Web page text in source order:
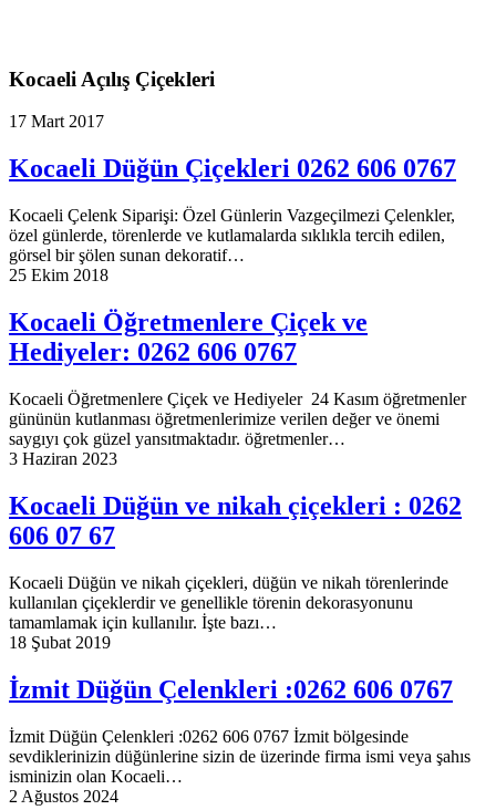
Kocaeli Açılış Çiçekleri
17 Mart 2017
Kocaeli Düğün Çiçekleri 0262 606 0767
Kocaeli Çelenk Siparişi: Özel Günlerin Vazgeçilmezi Çelenkler,
özel günlerde, törenlerde ve kutlamalarda sıklıkla tercih edilen,
görsel bir şölen sunan dekoratif…
25 Ekim 2018
Kocaeli Öğretmenlere Çiçek ve
Hediyeler: 0262 606 0767
Kocaeli Öğretmenlere Çiçek ve Hediyeler 24 Kasım öğretmenler
gününün kutlanması öğretmenlerimize verilen değer ve önemi
saygıyı çok güzel yansıtmaktadır. öğretmenler…
3 Haziran 2023
Kocaeli Düğün ve nikah çiçekleri : 0262
606 07 67
Kocaeli Düğün ve nikah çiçekleri, düğün ve nikah törenlerinde
kullanılan çiçeklerdir ve genellikle törenin dekorasyonunu
tamamlamak için kullanılır. İşte bazı…
18 Şubat 2019
İzmit Düğün Çelenkleri :0262 606 0767
İzmit Düğün Çelenkleri :0262 606 0767 İzmit bölgesinde
sevdiklerinizin düğünlerine sizin de üzerinde firma ismi veya şahıs
isminizin olan Kocaeli…
2 Ağustos 2024